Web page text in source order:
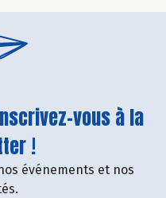
vous à la
!
événements et nos